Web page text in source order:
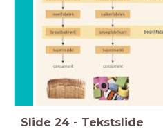
Slide 24 - Tekstslide